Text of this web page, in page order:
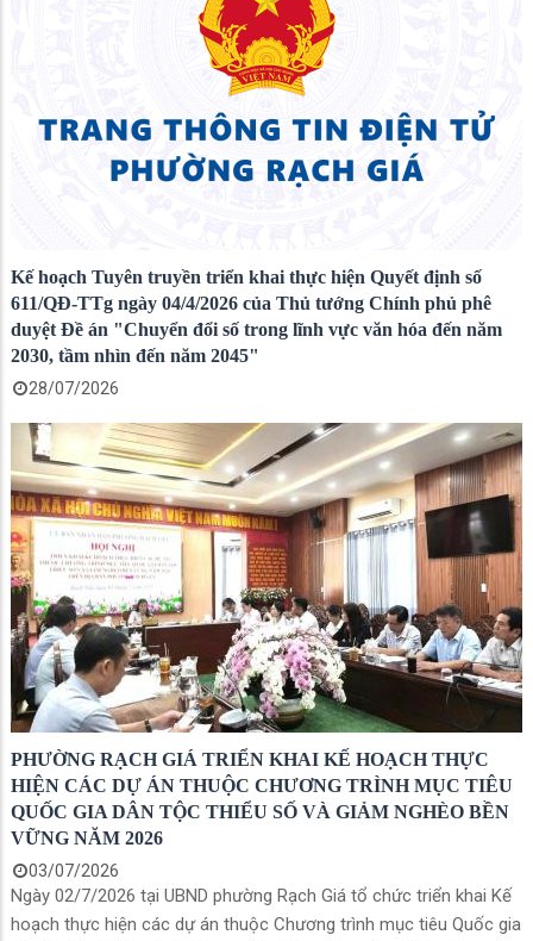
Kế hoạch Tuyên truyền triển khai thực hiện Quyết định số
611/QĐ-TTg ngày 04/4/2026 của Thủ tướng Chính phủ phê
duyệt Đề án "Chuyển đổi số trong lĩnh vực văn hóa đến năm
2030, tầm nhìn đến năm 2045"
28/07/2026
PHƯỜNG RẠCH GIÁ TRIỂN KHAI KẾ HOẠCH THỰC
HIỆN CÁC DỰ ÁN THUỘC CHƯƠNG TRÌNH MỤC TIÊU
QUỐC GIA DÂN TỘC THIỂU SỐ VÀ GIẢM NGHÈO BỀN
VỮNG NĂM 2026
03/07/2026
Ngày 02/7/2026 tại UBND phường Rạch Giá tổ chức triển khai Kế
hoạch thực hiện các dự án thuộc Chương trình mục tiêu Quốc gia